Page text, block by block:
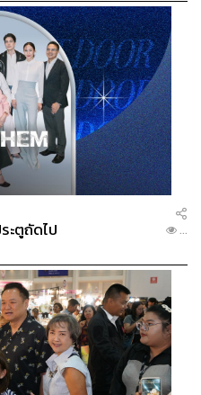
ได้ของการควบรวมกิจการ
ว่ามีมากกว่า 50% ด้วยเป็น
บางทีจำเป็นต้องใช้
Honda มีความเฉียบขาดใน
โรงงานและเทคโนโลยี
นผู้บุกเบิกมากว่า 10 ปีแล้ว
อรองกับผู้ผลิตชิ้นส่วนจะมี
ง และจะต้องมีการปรับ
ระจายอยู่ทั่วโลกให้มี
ายมากขึ้น ซึ่งจะส่งผลกระ
เฉพาะในเรื่องของจำนวน
ะตูถัดไป ...